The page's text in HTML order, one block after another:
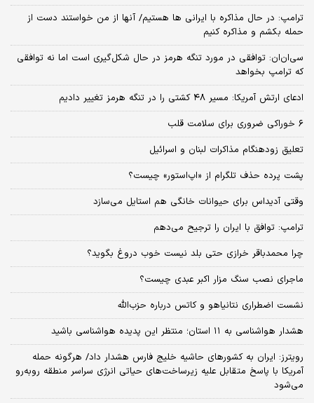
ترامپ: در حال مذاکره با ایرانی ها هستیم/ آنها از من خواستند دست از
حمله بکشم و مذاکره کنیم
سی‌ان‌ان: توافقی در مورد تنگه هرمز در حال شکل‌گیری است اما نه توافقی
که ترامپ بخواهد
ادعای ارتش آمریکا: مسیر ۴۸ کشتی را در تنگه هرمز تغییر دادیم
۶ خوراکی ضروری برای سلامت قلب
تعلیق زودهنگام مذاکرات لبنان و اسرائیل
پشت پرده حذف تلگرام از «اپ‌استور» چیست؟
وقتی آدیداس برای حیوانات خانگی هم استایل می‌سازد
ترامپ: توافق با ایران را ترجیح می‌دهم
چرا محمدباقر خرازی حتی بلد نیست خوب دروغ بگوید؟
ماجرای نصب سنگ مزار اکبر عبدی چیست؟
نشست اضطراری نتانیاهو و کاتس درباره حزب‌الله
هشدار هواشناسی به ۱۱ استان؛ منتظر این پدیده هواشناسی باشید
رویترز: ایران به کشورهای حاشیه خلیج فارس هشدار داد/ هرگونه حمله
آمریکا با پاسخ متقابل علیه زیرساخت‌های حیاتی انرژی سراسر منطقه روبه‌رو
می‌شود